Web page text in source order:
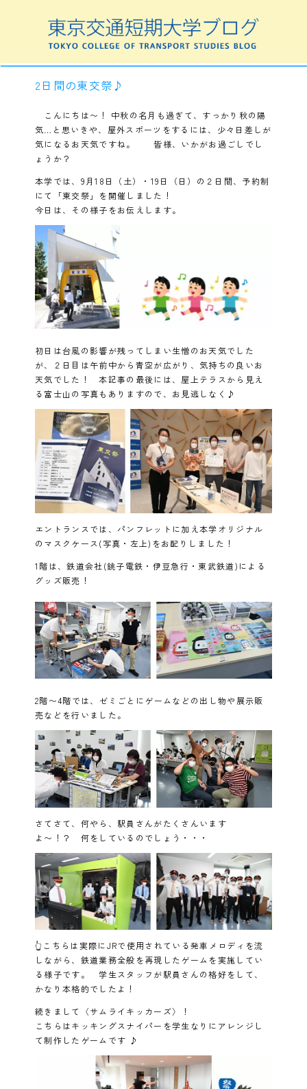
2日間の東交祭♪
こんにちは〜！ 中秋の名月も過ぎて、すっかり秋の陽
気…と思いきや、屋外スポーツをするには、少々日差しが
気になるお天気ですね。 皆様、いかがお過ごしでし
ょうか？
本学では、9月18日（土）・19日（日）の２日間、予約制
にて「東交祭」を開催しました！
今日は、その様子をお伝えします。
初日は台風の影響が残ってしまい生憎のお天気でした
が、２日目は午前中から青空が広がり、気持ちの良いお
天気でした！ 本記事の最後には、屋上テラスから見え
る富士山の写真もありますので、お見逃しなく♪
エントランスでは、パンフレットに加え本学オリジナル
のマスクケース(写真・左上)をお配りしました！
1階は、鉄道会社(銚子電鉄・伊豆急行・東武鉄道)による
グッズ販売！
2階〜4階では、ゼミごとにゲームなどの出し物や展示販
売などを行いました。
さてさて、何やら、駅員さんがたくさんいます
よ〜！？ 何をしているのでしょう・・・
👆こちらは実際にJRで使用されている発車メロディを流
しながら、鉄道業務全般を再現したゲームを実施してい
る様子です。 学生スタッフが駅員さんの格好をして、
かなり本格的でしたよ！
続きまして〈サムライキッカーズ〉！
こちらはキッキングスナイパーを学生なりにアレンジし
て制作したゲームです ♪